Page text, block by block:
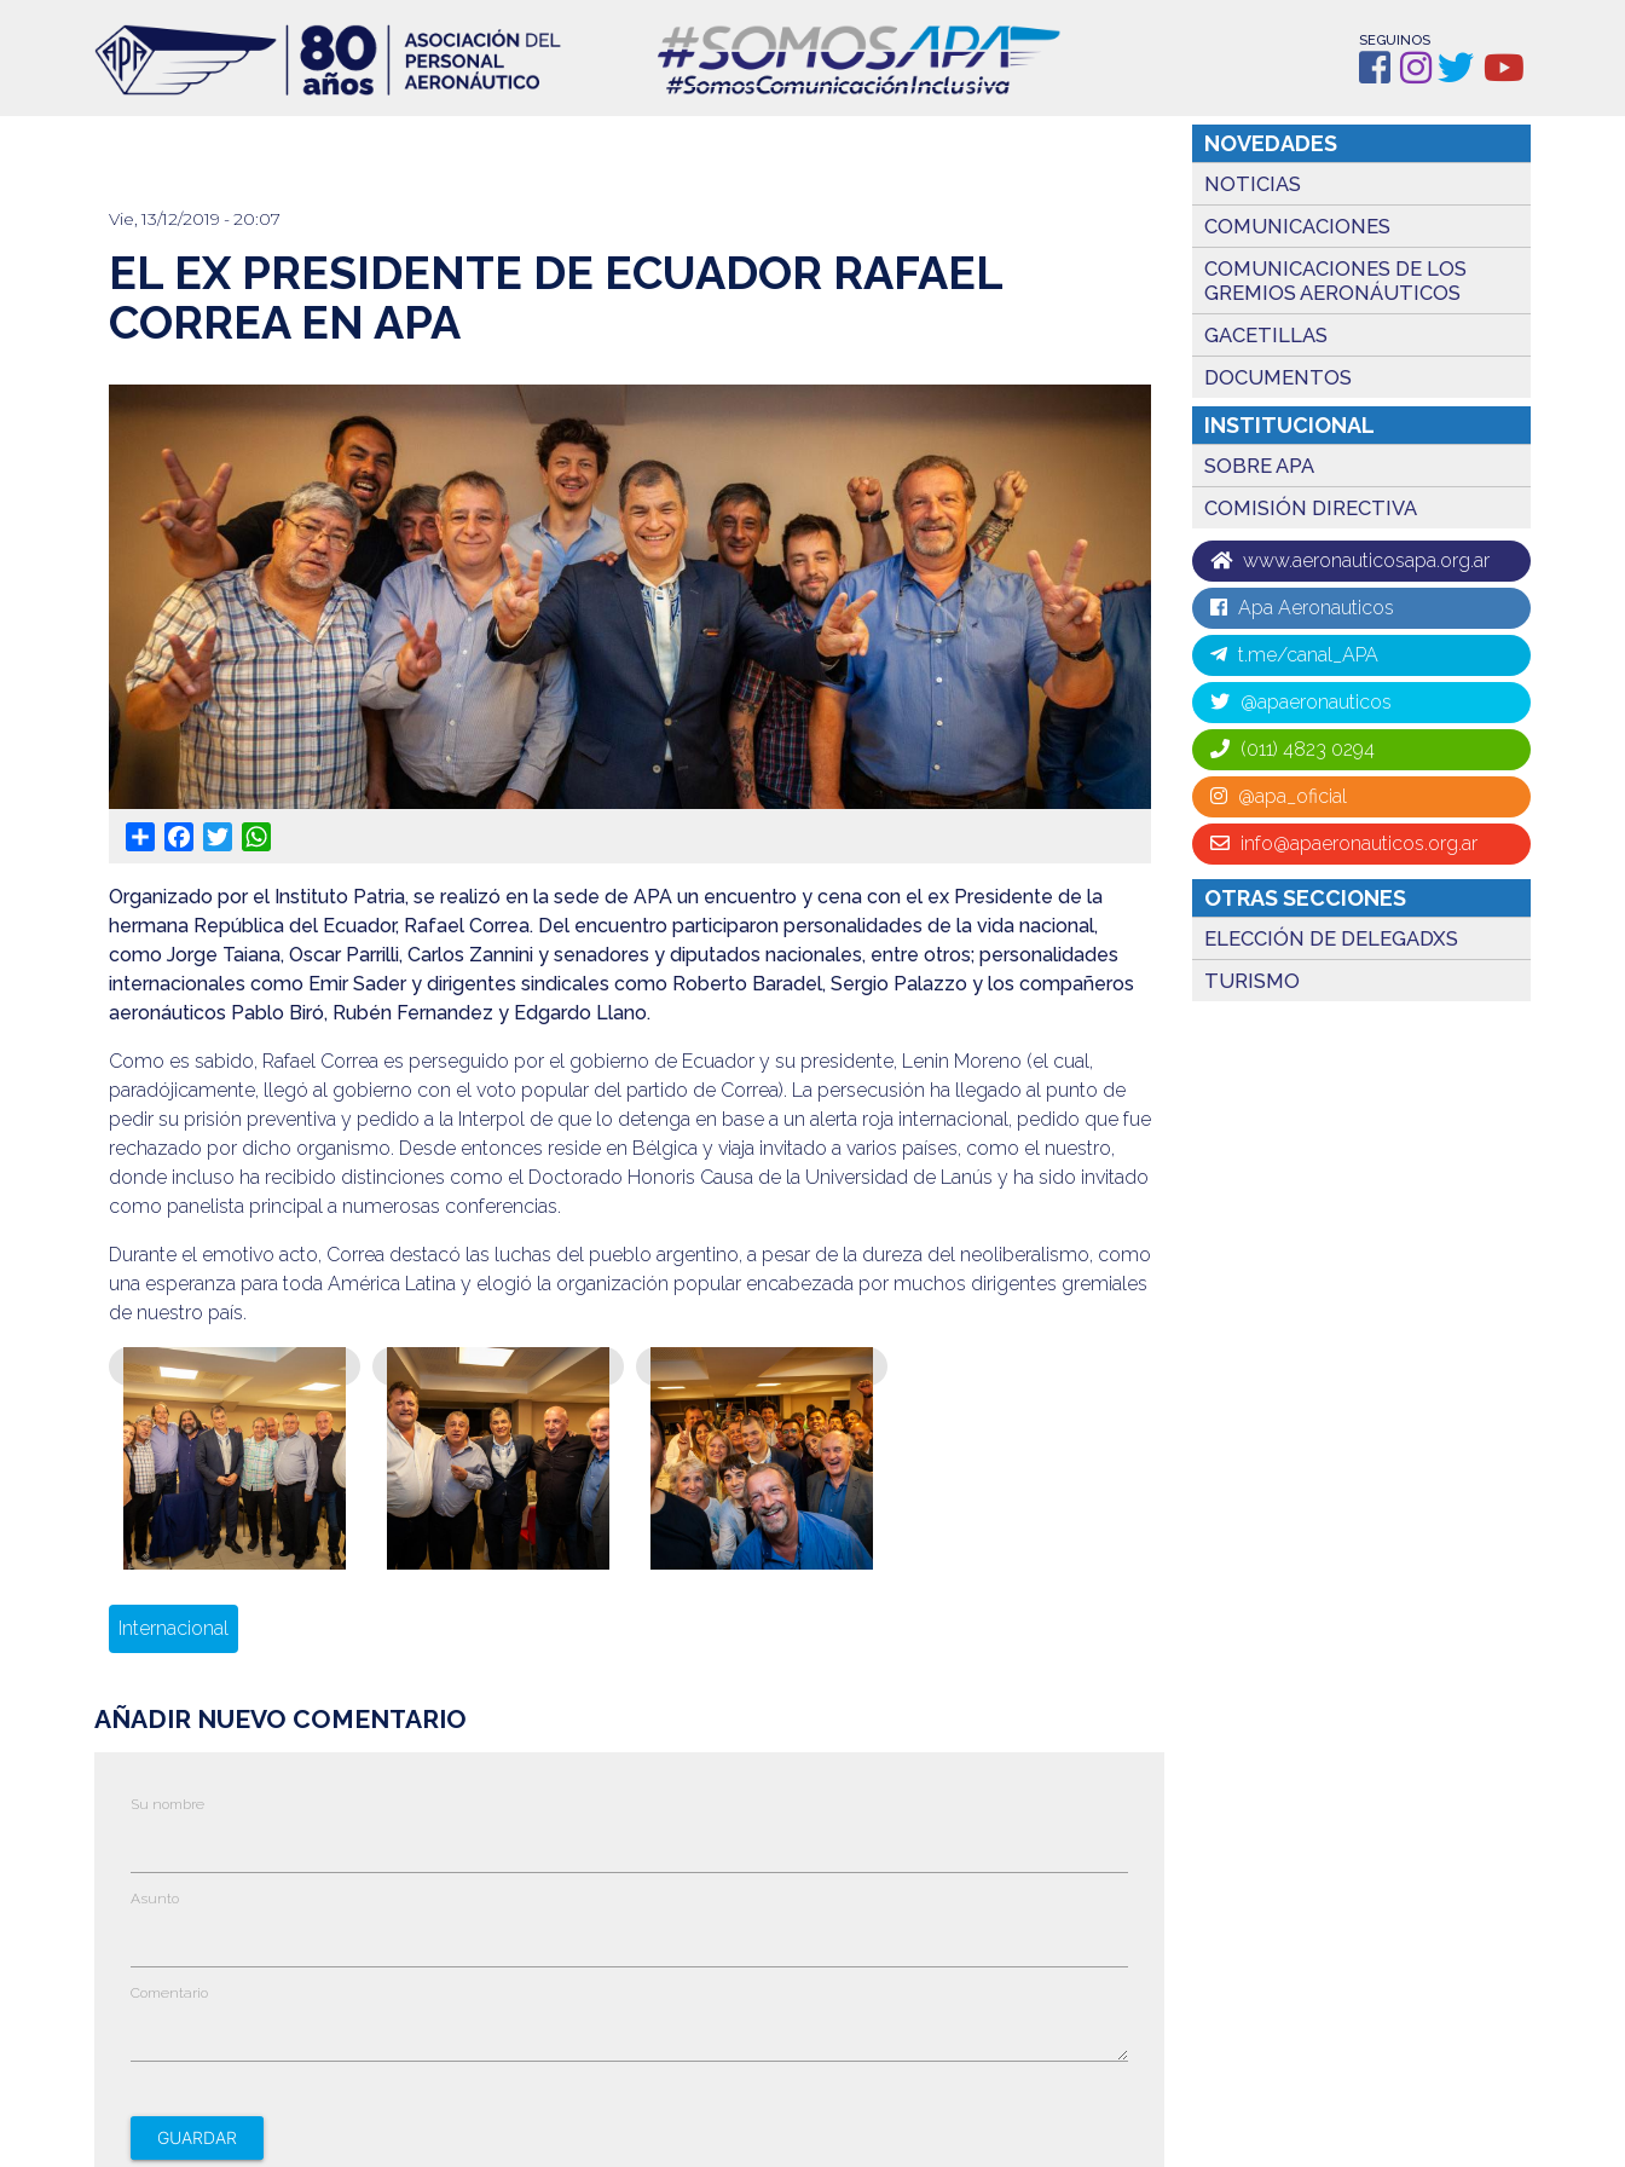
SEGUINOS
Vie, 13/12/2019 - 20:07
EL EX PRESIDENTE DE ECUADOR RAFAEL
CORREA EN APA
Share Facebook
Twitter
Organizado por el Instituto Patria, se realizó en la sede de APA un encuentro y cena con el ex Presidente de la
hermana República del Ecuador, Rafael Correa. Del encuentro participaron personalidades de la vida nacional,
como Jorge Taiana, Oscar Parrilli, Carlos Zannini y senadores y diputados nacionales, entre otros; personalidades
internacionales como Emir Sader y dirigentes sindicales como Roberto Baradel, Sergio Palazzo y los compañeros
aeronáuticos Pablo Biró, Rubén Fernandez y Edgardo Llano.
Como es sabido, Rafael Correa es perseguido por el gobierno de Ecuador y su presidente, Lenin Moreno (el cual,
paradójicamente, llegó al gobierno con el voto popular del partido de Correa). La persecusión ha llegado al punto de
pedir su prisión preventiva y pedido a la Interpol de que lo detenga en base a un alerta roja internacional, pedido que fue
rechazado por dicho organismo. Desde entonces reside en Bélgica y viaja invitado a varios países, como el nuestro,
donde incluso ha recibido distinciones como el Doctorado Honoris Causa de la Universidad de Lanús y ha sido invitado
como panelista principal a numerosas conferencias.
Durante el emotivo acto, Correa destacó las luchas del pueblo argentino, a pesar de la dureza del neoliberalismo, como
una esperanza para toda América Latina y elogió la organización popular encabezada por muchos dirigentes gremiales
de nuestro país.
Internacional
AÑADIR NUEVO COMENTARIO
Su nombre
Asunto
Comentario
NOVEDADES
NOTICIAS
COMUNICACIONES
COMUNICACIONES DE LOS
GREMIOS AERONÁUTICOS
GACETILLAS
DOCUMENTOS
INSTITUCIONAL
SOBRE APA
COMISIÓN DIRECTIVA
www.aeronauticosapa.org.ar
Apa Aeronauticos
t.me/canal_APA
@apaeronauticos
(011) 4823 0294
@apa_oficial
info@apaeronauticos.org.ar
OTRAS SECCIONES
ELECCIÓN DE DELEGADXS
TURISMO